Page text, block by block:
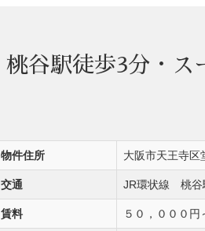
桃谷駅徒歩3分・
物件住所 大阪市天王寺区
交通 JR環状線 桃谷
賃料 ５０，０００円